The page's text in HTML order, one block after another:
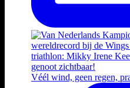
Véél wind, geen regen,